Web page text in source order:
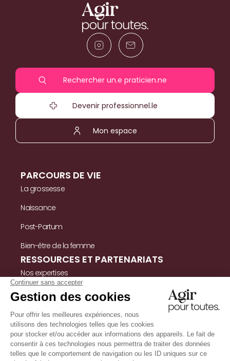
Rechercher un.e praticien.ne
Devenir professionnel.le
Mon espace
PARCOURS DE VIE
La grossesse
Naissance
Post-Partum
Bien-être de la femme
RESSOURCES ET PARTENARIATS
Nos expertises
Nos ressources
Témoignages
Nous contacter
INFORMATIONS
Mentions légales